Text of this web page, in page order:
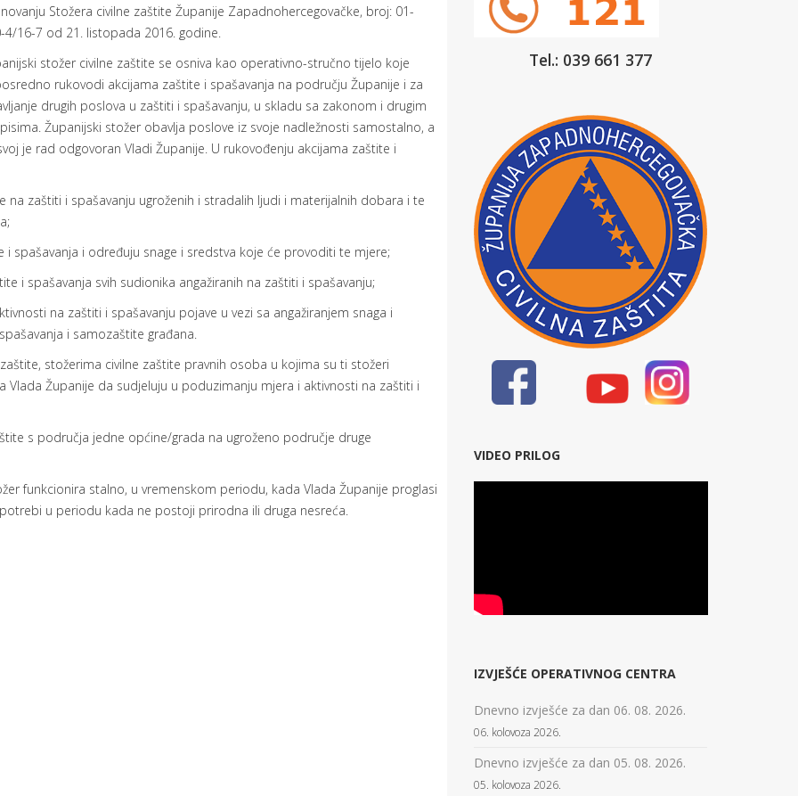
Stožera civilne zaštite Županije Zapadnohercegovačke, broj: 01-
4/16-7 od 21. listopada 2016. godine.
stožer civilne zaštite se osniva kao operativno-stručno tijelo koje
rukovodi akcijama zaštite i spašavanja na području Županije i za
drugih poslova u zaštiti i spašavanju, u skladu sa zakonom i drugim
Županijski stožer obavlja poslove iz svoje nadležnosti samostalno, a
je rad odgovoran Vladi Županije. U rukovođenju akcijama zaštite i
na zaštiti i spašavanju ugroženih i stradalih ljudi i materijalnih dobara i te
spašavanja i određuju snage i sredstva koje će provoditi te mjere;
i spašavanja svih sudionika angažiranih na zaštiti i spašavanju;
na zaštiti i spašavanju pojave u vezi sa angažiranjem snaga i
i samozaštite građana.
stožerima civilne zaštite pravnih osoba u kojima su ti stožeri
Županije da sudjeluju u poduzimanju mjera i aktivnosti na zaštiti i
s područja jedne općine/grada na ugroženo područje druge
funkcionira stalno, u vremenskom periodu, kada Vlada Županije proglasi
u periodu kada ne postoji prirodna ili druga nesreća.
Tel.: 039 661 377
VIDEO PRILOG
IZVJEŠĆE OPERATIVNOG CENTRA
Dnevno izvješće za dan 06. 08. 2026.
06. kolovoza 2026.
Dnevno izvješće za dan 05. 08. 2026.
05. kolovoza 2026.